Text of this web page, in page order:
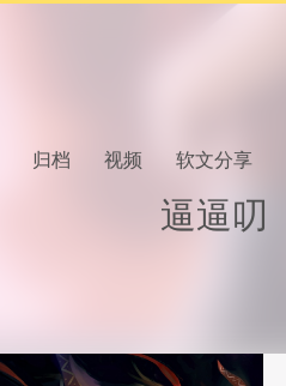
归档 视频 软文分享
逼逼叨